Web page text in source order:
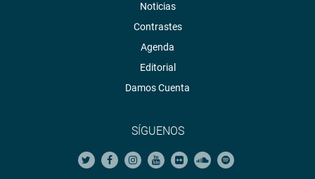
Noticias
Contrastes
Agenda
Editorial
Damos Cuenta
SÍGUENOS